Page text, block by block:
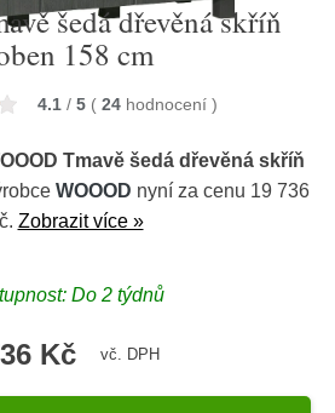
šedá dřevěná skříň
158 cm
4.1 / 5 ( 24 hodnocení )
Tmavě šedá dřevěná skříň
WOOOD nyní za cenu 19 736
Zobrazit více »
Do 2 týdnů
Kč vč. DPH